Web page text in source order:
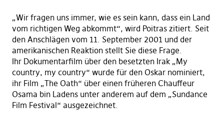
„Wir fragen uns immer, wie es sein kann, dass ein Land
vom richtigen Weg abkommt“, wird Poitras zitiert. Seit
den Anschlägen vom 11. September 2001 und der
amerikanischen Reaktion stellt Sie diese Frage.
Ihr Dokumentarfilm über den besetzten Irak „My
country, my country“ wurde für den Oskar nominiert,
ihr Film „The Oath“ über einen früheren Chauffeur
Osama bin Ladens unter anderem auf dem „Sundance
Film Festival“ ausgezeichnet.